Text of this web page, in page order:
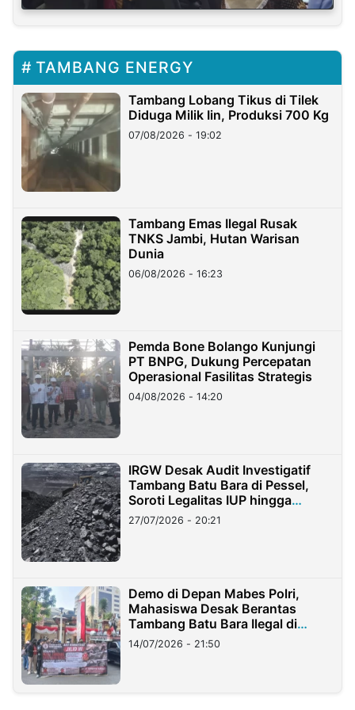
TAMBANG ENERGY
Tambang Lobang Tikus di Tilek
Diduga Milik Iin, Produksi 700 Kg
07/08/2026 - 19:02
Tambang Emas Ilegal Rusak
TNKS Jambi, Hutan Warisan
Dunia
06/08/2026 - 16:23
Pemda Bone Bolango Kunjungi
PT BNPG, Dukung Percepatan
Operasional Fasilitas Strategis
04/08/2026 - 14:20
IRGW Desak Audit Investigatif
Tambang Batu Bara di Pessel,
Soroti Legalitas IUP hingga
Stockpile
27/07/2026 - 20:21
Demo di Depan Mabes Polri,
Mahasiswa Desak Berantas
Tambang Batu Bara Ilegal di
Lampung
14/07/2026 - 21:50